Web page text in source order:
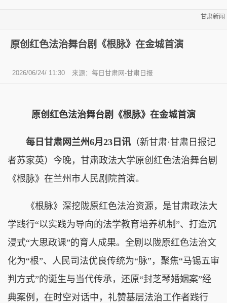
甘肃新闻
原创红色法治舞台剧《根脉》在金城首演
2026/06/24/ 11:30 来源：每日甘肃网-甘肃日报
原创红色法治舞台剧《根脉》在金城首演
每日甘肃网兰州6月23日讯 （新甘肃·甘肃日报记
者苏家英）今晚，甘肃政法大学原创红色法治舞台剧
《根脉》在兰州市人民剧院首演。
《根脉》深挖陇原红色法治资源，是甘肃政法大
学践行“以实践为导向的法学教育培养机制”、打造沉
浸式“大思政课”的育人成果。全剧以陇原红色法治文
化为“根”、人民司法优良传统为“脉”，聚焦“马锡五审
判方式”的诞生与当代传承，还原“封芝琴婚姻案”经
典案例，在时空对话中，礼赞基层法治工作者践行